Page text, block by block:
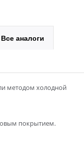
Все аналоги
методом холодной
покрытием.